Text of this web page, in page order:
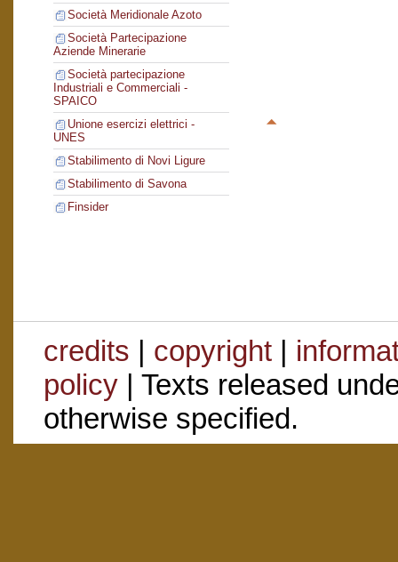
Società Meridionale Azoto
Società Partecipazione
Aziende Minerarie
Società partecipazione
Industriali e Commerciali -
SPAICO
Unione esercizi elettrici -
UNES
Stabilimento di Novi Ligure
Stabilimento di Savona
Finsider
credits | copyright|
policy| Texts released
otherwise specified.